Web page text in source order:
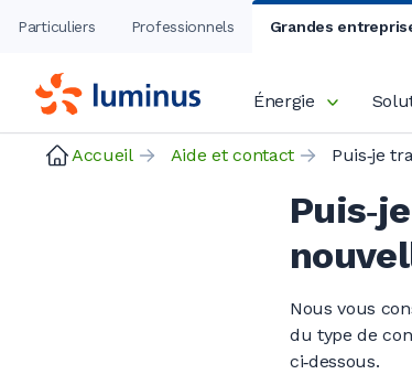
Particuliers Professionnels Grandes
Énergie
Accueil Aide et contact
Nous vous
du type de
ci‑dessous.